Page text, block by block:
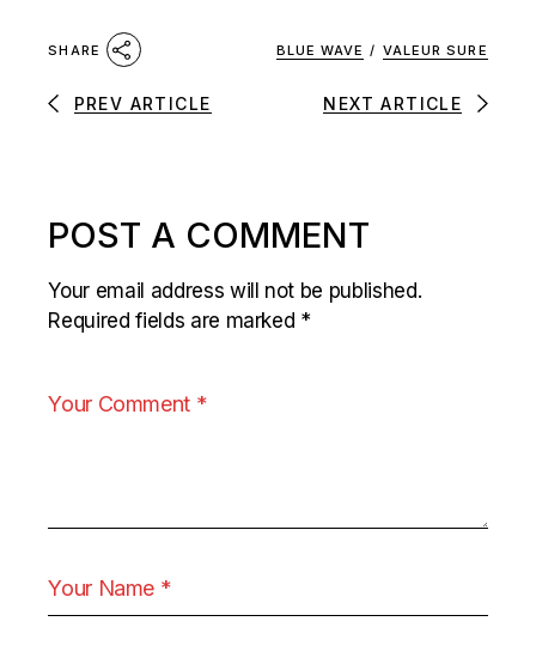
SHARE BLUE WAVE / VALEUR SURE
PREV ARTICLE NEXT ARTICLE
POST A COMMENT
Your email address will not be published.
Required fields are marked *